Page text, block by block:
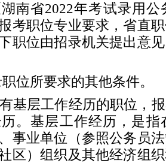
南省2022年考试录用
考职位专业要求，省直
职位由招录机关提出意
位所要求的其他条件。
有基层工作经历的职位，
。基层工作经历，是指
事业单位（参照公务员
区）组织及其他经济组